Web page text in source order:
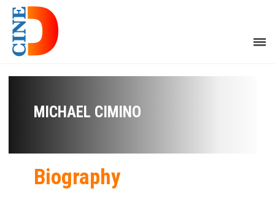
MICHAEL CIMINO
Biography